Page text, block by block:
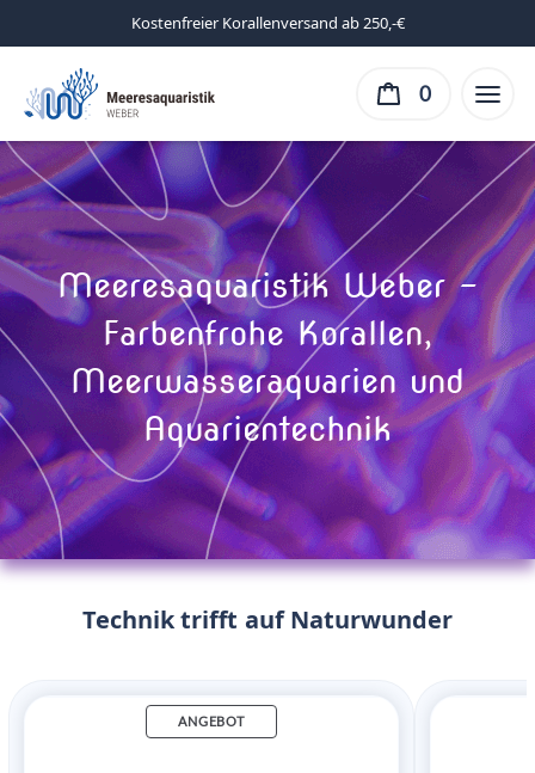
Kostenfreier Korallenversand ab 250,-€
0
Meeresaquaristik Weber –
Farbenfrohe Korallen,
Meerwasseraquarien und
Aquarientechnik
Technik trifft auf Naturwunder
ANGEBOT